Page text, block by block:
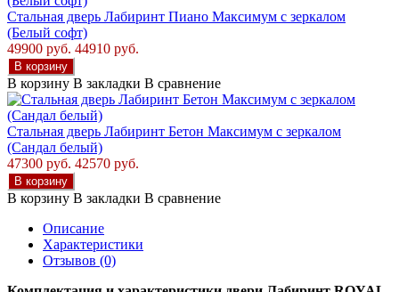
Стальная дверь Лабиринт Пиано Максимум с зеркалом
(Белый софт)
49900 руб. 44910 руб.
В корзину
В корзину В закладки В сравнение
Стальная дверь Лабиринт Бетон Максимум с зеркалом
(Сандал белый)
47300 руб. 42570 руб.
В корзину
В корзину В закладки В сравнение
Описание
Характеристики
Отзывов (0)